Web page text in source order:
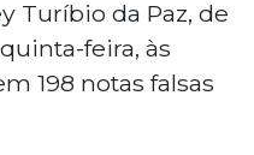
Turíbio da Paz, de
feira, às
198 notas falsas